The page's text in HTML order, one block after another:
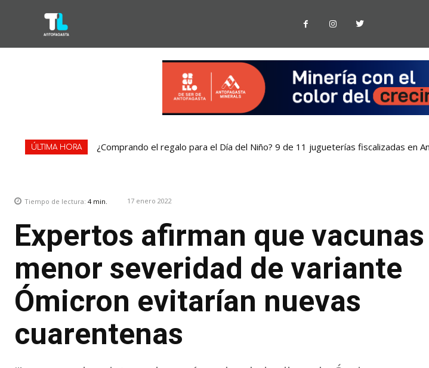
ÚLTIMA HORA ¿Comprando el regalo para el Día del Niño? 9 de 11 jugueterías fiscalizadas en
Tiempo de lectura: 4min. 17 enero 2022
Expertos afirman que
menor severidad de variante
Ómicron evitarían nuevas
cuarentenas